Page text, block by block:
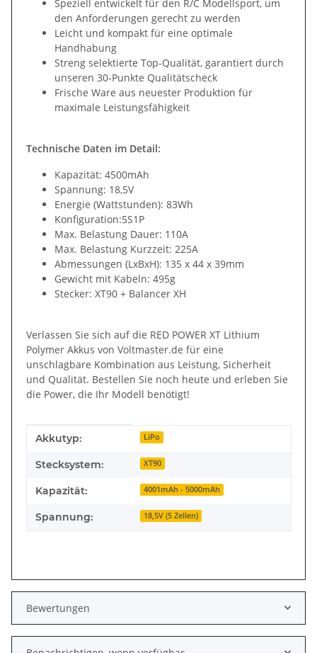
Speziell entwickelt für den R/C Modellsport, um
den Anforderungen gerecht zu werden
Leicht und kompakt für eine optimale
Handhabung
Streng selektierte Top-Qualität, garantiert durch
unseren 30-Punkte Qualitätscheck
Frische Ware aus neuester Produktion für
maximale Leistungsfähigkeit
Technische Daten im Detail:
Kapazität: 4500mAh
Spannung: 18,5V
Energie (Wattstunden): 83Wh
Konfiguration:5S1P
Max. Belastung Dauer: 110A
Max. Belastung Kurzzeit: 225A
Abmessungen (LxBxH): 135 x 44 x 39mm
Gewicht mit Kabeln: 495g
Stecker: XT90 + Balancer XH
Verlassen Sie sich auf die RED POWER XT Lithium
Polymer Akkus von Voltmaster.de für eine
unschlagbare Kombination aus Leistung, Sicherheit
und Qualität. Bestellen Sie noch heute und erleben Sie
die Power, die Ihr Modell benötigt!
Produkteigenschaft
Wert
Akkutyp: LiPo
Stecksystem: XT90
Kapazität: 4001mAh - 5000mAh
Spannung: 18,5V (5 Zellen)
Bewertungen